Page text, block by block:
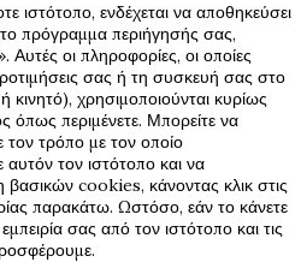
ιστότοπο, ενδέχεται να αποθηκεύσει
πρόγραμμα περιήγησής σας,
οι πληροφορίες, οι οποίες
σας ή τη συσκευή σας στο
χρησιμοποιούνται κυρίως
όπως περιμένετε. Μπορείτε να
τον τρόπο με τον οποίο
τον ιστότοπο και να
cookies, κάνοντας κλικ στις
παρακάτω. Ωστόσο, εάν το κάνετε
σας από τον ιστότοπο και τις